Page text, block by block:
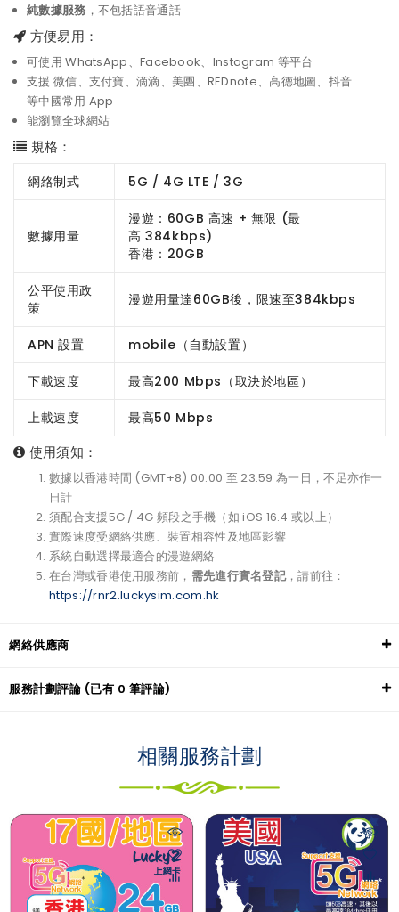
純數據服務 ，不包括語音通話
方便易用：
可使用 WhatsApp、Facebook、Instagram 等平台
支援 微信、支付寶、滴滴、美團、REDnote、高德地圖、抖音...
等中國常用 App
能瀏覽全球網站
規格：
網絡制式 5G / 4G LTE / 3G
數據用量
漫遊：60GB 高速 + 無限 (最
高 384kbps)
香港：20GB
公平使用政
策
漫遊用量達60GB後，限速至384kbps
APN 設置 mobile（自動設置）
下載速度 最高200 Mbps（取決於地區）
上載速度 最高50 Mbps
使用須知：
數據以香港時間 (GMT+8) 00:00 至 23:59 為一日，不足亦作一
日計
須配合支援5G / 4G 頻段之手機（如 iOS 16.4 或以上）
實際速度受網絡供應、裝置相容性及地區影響
系統自動選擇最適合的漫遊網絡
在台灣或香港使用服務前， 需先進行實名登記，請前往：
https://rnr2.luckysim.com.hk
網絡供應商
服務計劃評論 (已有 0 筆評論)
相關服務計劃